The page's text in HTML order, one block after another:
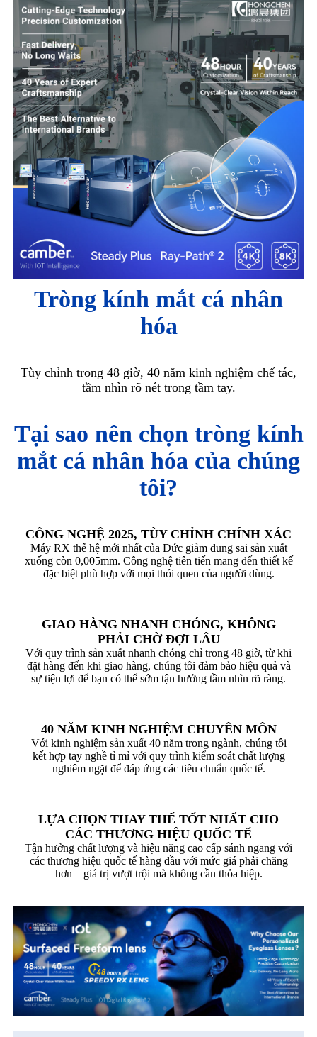
Tròng kính mắt cá nhân
hóa
Tùy chỉnh trong 48 giờ, 40 năm kinh nghiệm chế tác,
tầm nhìn rõ nét trong tầm tay.
Tại sao nên chọn tròng kính
mắt cá nhân hóa của chúng
tôi?
CÔNG NGHỆ 2025, TÙY CHỈNH CHÍNH XÁC
Máy RX thế hệ mới nhất của Đức giảm dung sai sản xuất
xuống còn 0,005mm. Công nghệ tiên tiến mang đến thiết kế
đặc biệt phù hợp với mọi thói quen của người dùng.
GIAO HÀNG NHANH CHÓNG, KHÔNG
PHẢI CHỜ ĐỢI LÂU
Với quy trình sản xuất nhanh chóng chỉ trong 48 giờ, từ khi
đặt hàng đến khi giao hàng, chúng tôi đảm bảo hiệu quả và
sự tiện lợi để bạn có thể sớm tận hưởng tầm nhìn rõ ràng.
40 NĂM KINH NGHIỆM CHUYÊN MÔN
Với kinh nghiệm sản xuất 40 năm trong ngành, chúng tôi
kết hợp tay nghề tỉ mỉ với quy trình kiểm soát chất lượng
nghiêm ngặt để đáp ứng các tiêu chuẩn quốc tế.
LỰA CHỌN THAY THẾ TỐT NHẤT CHO
CÁC THƯƠNG HIỆU QUỐC TẾ
Tận hưởng chất lượng và hiệu năng cao cấp sánh ngang với
các thương hiệu quốc tế hàng đầu với mức giá phải chăng
hơn – giá trị vượt trội mà không cần thỏa hiệp.